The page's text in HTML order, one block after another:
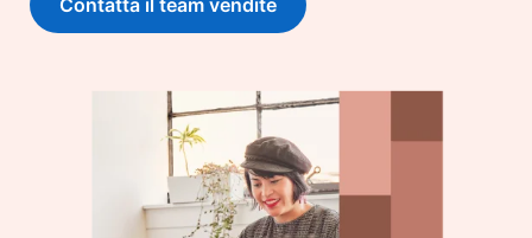
Contatta il team vendite